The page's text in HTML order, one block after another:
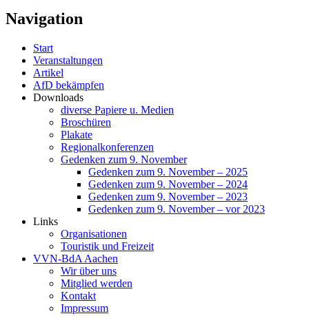
Navigation
Start
Veranstaltungen
Artikel
AfD bekämpfen
Downloads
diverse Papiere u. Medien
Broschüren
Plakate
Regionalkonferenzen
Gedenken zum 9. November
Gedenken zum 9. November – 2025
Gedenken zum 9. November – 2024
Gedenken zum 9. November – 2023
Gedenken zum 9. November – vor 2023
Links
Organisationen
Touristik und Freizeit
VVN-BdA Aachen
Wir über uns
Mitglied werden
Kontakt
Impressum